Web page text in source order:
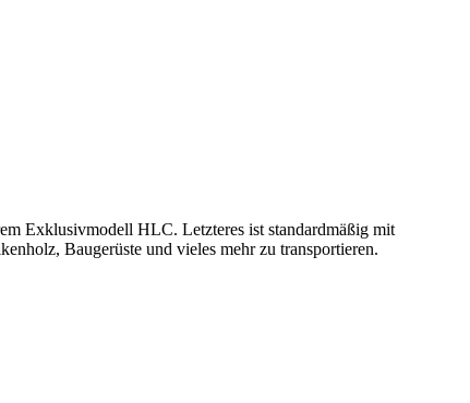
Exklusivmodell HLC. Letzteres ist standardmäßig mit
Baugerüste und vieles mehr zu transportieren.